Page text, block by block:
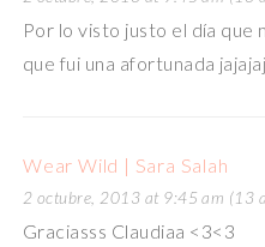
Por lo visto justo el día que
que fui una afortunada
Wear Wild | Sara Salah
2 octubre, 2013 at 9:45 am (13
Graciasss Claudiaa <3<3